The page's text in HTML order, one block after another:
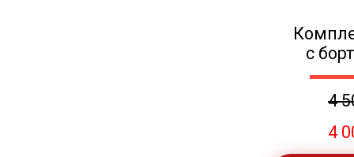
с
4
4